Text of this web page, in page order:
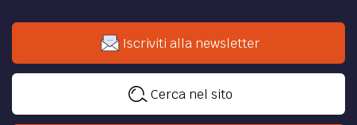
Iscriviti alla newsletter
Cerca nel sito